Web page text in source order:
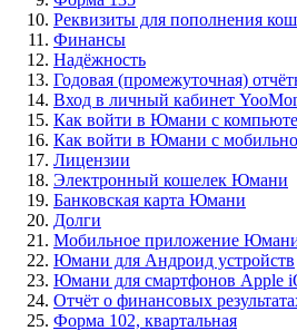
Реквизиты для пополнения
Финансы
Надёжность
Годовая (промежуточная)
Вход в личный кабинет
Как войти в Юмани с
Как войти в Юмани с
Лицензии
Электронный кошелек Юмани
Банковская карта Юмани
Долги
Мобильное приложение
Юмани для Андроид устройств
Юмани для смартфонов Apple
Отчёт о финансовых
Форма 102, квартальная